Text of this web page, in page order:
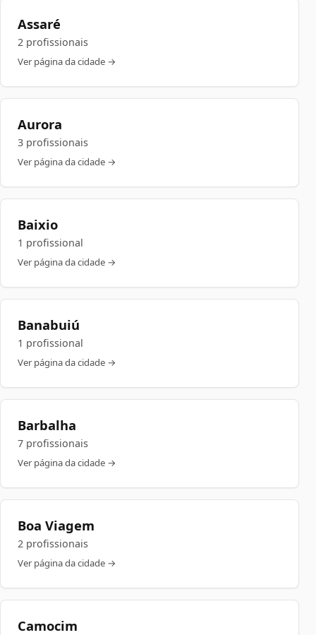
Assaré
2 profissionais
Ver página da cidade →
Aurora
3 profissionais
Ver página da cidade →
Baixio
1 profissional
Ver página da cidade →
Banabuiú
1 profissional
Ver página da cidade →
Barbalha
7 profissionais
Ver página da cidade →
Boa Viagem
2 profissionais
Ver página da cidade →
Camocim